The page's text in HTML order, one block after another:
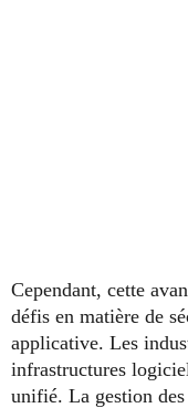
Cependant, cette
défis en matière de
applicative. Les
infrastructures
unifié. La gestion